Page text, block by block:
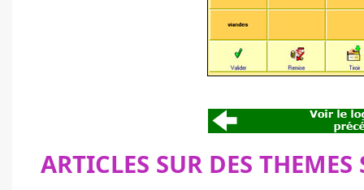
ARTICLES SUR DES